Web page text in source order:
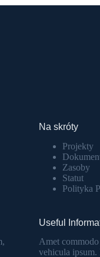
Na skróty
Projekty
Zasoby
Statut
Polityka
Useful
Amet
vehicula ipsum.